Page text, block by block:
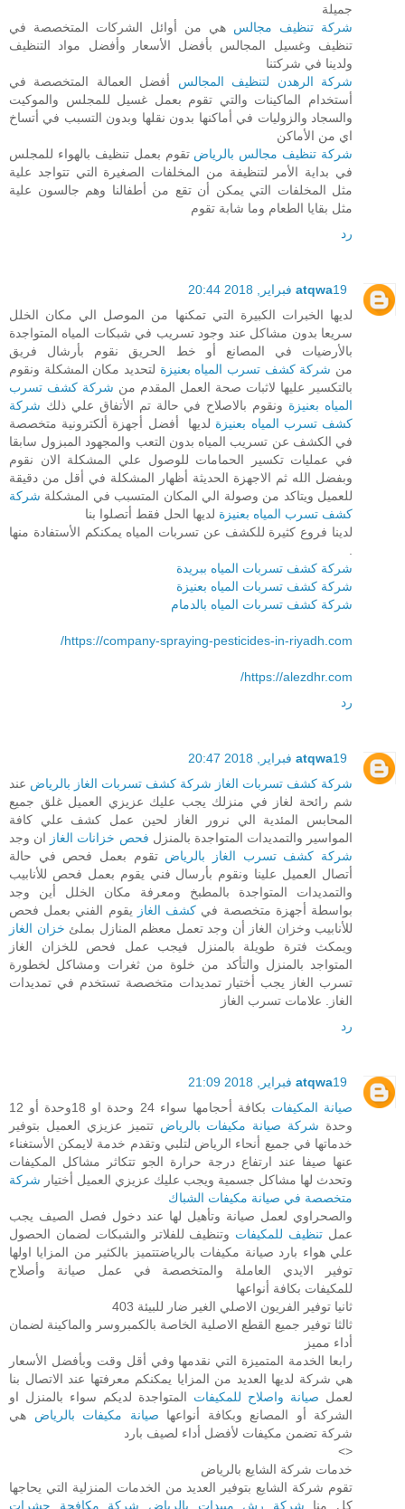
جميلة
شركة تنظيف مجالس هي من أوائل الشركات المتخصصة في
تنظيف وغسيل المجالس بأفضل الأسعار وأفضل مواد التنظيف
ولدينا في شركتنا
شركة الرهدن لتنظيف المجالس أفضل العمالة المتخصصة في
أستخدام الماكينات والتي تقوم بعمل غسيل للمجلس والموكيت
والسجاد والزوليات في أماكنها بدون نقلها وبدون التسبب في أتساخ
اي من الأماكن
شركة تنظيف مجالس بالرياضتقوم بعمل تنظيف بالهواء للمجلس
في بداية الأمر لتنظيفة من المخلفات الصغيرة التي تتواجد علية
مثل المخلفات التي يمكن أن تقع من أطفالنا وهم جالسون علية
مثل بقايا الطعام وما شابة تقوم
رد
atqwa19 فبراير, 2018 20:44
لديها الخبرات الكبيرة التي تمكنها من الموصل الي مكان الخلل
سريعا بدون مشاكل عند وجود تسريب في شبكات المياه المتواجدة
بالأرضيات في المصانع أو خط الحريق نقوم بأرشال فريق
من شركة كشف تسرب المياه بعنيزة لتحديد مكان المشكلة ونقوم
بالتكسير عليها لاثبات صحة العمل المقدم من شركة كشف تسرب
المياه بعنيزة ونقوم بالاصلاح في حالة تم الأتفاق علي ذلك شركة
كشف تسرب المياه بعنيزة لديها أفضل أجهزة ألكترونية متخصصة
في الكشف عن تسريب المياه بدون التعب والمجهود المبزول سابقا
في عمليات تكسير الحمامات للوصول علي المشكلة الان نقوم
وبفضل الله ثم الاجهزة الحديثة أظهار المشكلة في أقل من دقيقة
للعميل ويتاكد من وصولة الي المكان المتسبب في المشكلة شركة
كشف تسرب المياه بعنيزة لديها الحل فقط أتصلوا بنا
لدينا فروع كثيرة للكشف عن تسربات المياه يمكنكم الأستفادة منها
شركة كشف تسربات المياه ببريدة
شركة كشف تسربات المياه بعنيزة
شركة كشف تسربات المياه بالدمام
https://company-spraying-pesticides-in-riyadh.com/
https://alezdhr.com/
رد
atqwa19 فبراير, 2018 20:47
شركة كشف تسربات الغاز شركة كشف تسربات الغاز بالرياض عند
شم رائحة لغاز في منزلك يجب عليك عزيزي العميل غلق جميع
المحابس المئدية الي نرور الغاز لحين عمل كشف علي كافة
المواسير والتمديدات المتواجدة بالمنزل فحص خزانات الغاز ان وجد
شركة كشف تسرب الغاز بالرياض تقوم بعمل فحص في حالة
أتصال العميل علينا ونقوم بأرسال فني يقوم بعمل فحص للأنابيب
والتمديدات المتواجدة بالمطبخ ومعرفة مكان الخلل أين وجد
بواسطة أجهزة متخصصة في كشف الغاز
يقوم الفني بعمل فحص
للأنابيب وخزان الغاز أن وجد تعمل معظم المنازل بملئ خزان الغاز
ويمكث فترة طويلة بالمنزل فيجب عمل فحص للخزان الغاز
المتواجد بالمنزل والتأكد من خلوة من ثغرات ومشاكل لخطورة
تسرب الغاز يجب أختيار تمديدات متخصصة تستخدم في تمديدات
الغاز. علامات تسرب الغاز
رد
atqwa19 فبراير, 2018 21:09
صيانة المكيفات
بكافة أحجامها سواء 24 وحدة او 18وحدة أو 12
وحدة شركة صيانة مكيفات بالرياض تتميز عزيزي العميل بتوفير
خدماتها في جميع أنحاء الرياض لتلبي وتقدم خدمة لايمكن الأستغناء
عنها صيفا عند ارتفاع درجة حرارة الجو تتكاثر مشاكل المكيفات
وتحدث لها مشاكل جسمية ويجب عليك عزيزي العميل أختيار شركة
متخصصة في صيانة مكيفات الشباك
والصحراوي لعمل صيانة وتأهيل لها عند دخول فصل الصيف يجب
عمل تنظيف للمكيفات وتنظيف للفلاتر والشبكات لضمان الحصول
علي هواء بارد صيانة مكيفات بالرياضتتميز بالكثير من المزايا اولها
توفير الايدي العاملة والمتخصصة في عمل صيانة وأصلاح
للمكيفات بكافة أنواعها
ثانيا توفير الفريون الاصلي الغير ضار للبيئة 403
ثالثا توفير جميع القطع الاصلية الخاصة بالكمبروسر والماكينة لضمان
أداء مميز
رابعا الخدمة المتميزة التي نقدمها وفي أقل وقت وبأفضل الأسعار
هي شركة لديها العديد من المزايا يمكنكم معرفتها عند الاتصال بنا
لعمل صيانة واصلاح للمكيفات المتواجدة لديكم سواء بالمنزل او
الشركة أو المصانع وبكافة أنواعها صيانة مكيفات بالرياض هي
شركة تضمن مكيفات لأفضل أداء لصيف بارد
<>
خدمات شركة الشايع بالرياض
تقوم شركة الشايع بتوفير العديد من الخدمات المنزلية التي يحاجها
كل منا شركة رش مبيدات بالرياض
شركة مكافحة حشرات